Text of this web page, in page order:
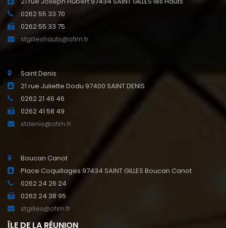
0262 55 33 70
0262 55 33 75
stgilleshauts@ofim.fr
Saint Denis
21 rue Juliette Dodu 97400 SAINT DENIS
0262 21 46 46
0262 41 58 49
stdenis@ofim.fr
Boucan Canot
Place Coquillages 97434 SAINT GILLES Boucan Canot
0262 24 26 24
0262 24 38 95
stgilles@ofim.fr
ÎLE DE LA RÉUNION